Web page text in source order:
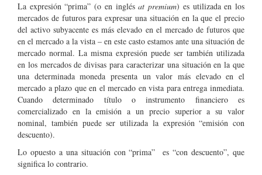
La expresión “prima” (o en inglésat premium) es utilizada en los
mercados de futuros para expresar una situación en la que el precio
del activo subyacente es más elevado en el mercado de futuros que
en el mercado a la vista – en este casto estamos ante una situación de
mercado normal. La misma expresión puede ser también utilizada
en los mercados de divisas para caracterizar una situación en la que
una determinada moneda presenta un valor más elevado en el
mercado a plazo que en el mercado en vista para entrega inmediata.
Cuando determinado título o instrumento financiero es
comercializado en la emisión a un precio superior a su valor
nominal, también puede ser utilizada la expresión “emisión con
descuento).
Lo opuesto a una situación con “prima” es “con descuento”, que
significa lo contrario.